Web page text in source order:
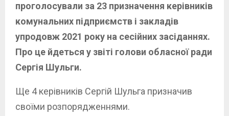
проголосували за 23 призначення керівників
комунальних підприємств і закладів
упродовж 2021 року на сесійних засіданнях.
Про це йдеться у звіті голови обласної ради
Сергія Шульги.
Ще 4 керівників Сергій Шульга призначив
своїми розпорядженнями.